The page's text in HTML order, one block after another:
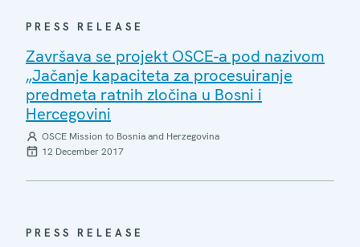
PRESS RELEASE
Završava se projekt OSCE-a pod nazivom
„Jačanje kapaciteta za procesuiranje
predmeta ratnih zločina u Bosni i
Hercegovini
OSCE Mission to Bosnia and Herzegovina
12 December 2017
PRESS RELEASE